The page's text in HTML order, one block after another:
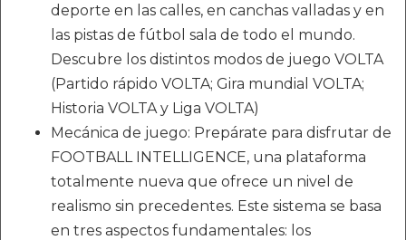
deporte en las calles, en canchas valladas y en
las pistas de fútbol sala de todo el mundo.
Descubre los distintos modos de juego VOLTA
(Partido rápido VOLTA; Gira mundial VOLTA;
Historia VOLTA y Liga VOLTA)
Mecánica de juego: Prepárate para disfrutar de
FOOTBALL INTELLIGENCE, una plataforma
totalmente nueva que ofrece un nivel de
realismo sin precedentes. Este sistema se basa
en tres aspectos fundamentales: los